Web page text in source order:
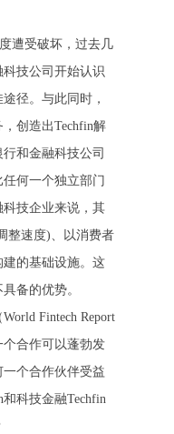
遭受破坏，过去几
技公司开始认识
径。与此同时，
创造出Techfin解
和金融科技公司
何一个独立部门
技企业来说，其
整速度)、以消费者
的基础设施。这
备的优势。
Fintech Report
个合作可以蓬勃发
个合作伙伴受益
科技金融Techfin